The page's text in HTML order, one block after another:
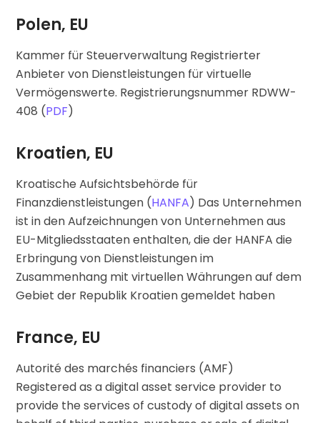
Polen, EU
Kammer für Steuerverwaltung Registrierter
Anbieter von Dienstleistungen für virtuelle
Vermögenswerte. Registrierungsnummer RDWW-
408 (PDF)
Kroatien, EU
Kroatische Aufsichtsbehörde für
Finanzdienstleistungen (HANFA) Das Unternehmen
ist in den Aufzeichnungen von Unternehmen aus
EU-Mitgliedsstaaten enthalten, die der HANFA die
Erbringung von Dienstleistungen im
Zusammenhang mit virtuellen Währungen auf dem
Gebiet der Republik Kroatien gemeldet haben
France, EU
Autorité des marchés financiers (AMF)
Registered as a digital asset service provider to
provide the services of custody of digital assets on